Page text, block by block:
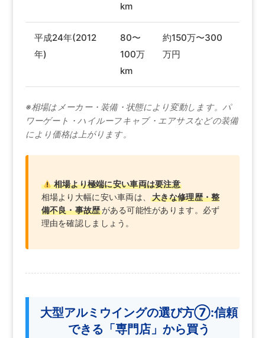
km
平成24年(2012
年)
80〜
100万
km
約150万〜300
万円
※相場はメーカー・装備・状態により変動します。パ
ワーゲート・ハイルーフキャブ・エアサスなどの装備
により価格は上がります。
相場より極端に安い車両は要注意
相場より大幅に安い車両は、大きな修理歴・整
備不良・事故歴がある可能性があります。必ず
理由を確認しましょう。
大型アルミウイングの選び方⑦:信頼
できる「専門店」から買う